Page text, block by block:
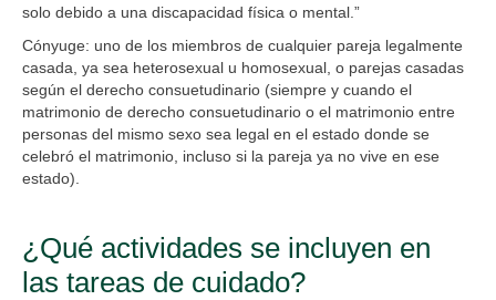
solo debido a una discapacidad física o mental.”
Cónyuge: uno de los miembros de cualquier pareja legalmente
casada, ya sea heterosexual u homosexual, o parejas casadas
según el derecho consuetudinario (siempre y cuando el
matrimonio de derecho consuetudinario o el matrimonio entre
personas del mismo sexo sea legal en el estado donde se
celebró el matrimonio, incluso si la pareja ya no vive en ese
estado).
¿Qué actividades se incluyen en
las tareas de cuidado?